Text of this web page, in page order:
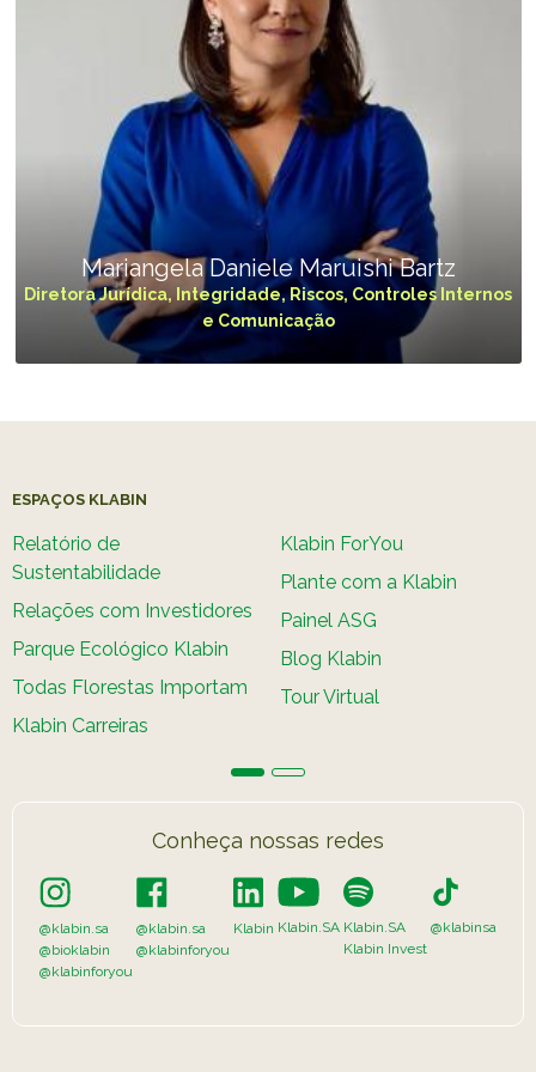
Mariangela Daniele Maruishi Bartz
Diretora Jurídica, Integridade, Riscos, Controles Internos
e Comunicação
ESPAÇOS KLABIN
Relatório de
Sustentabilidade
Relações com Investidores
Parque Ecológico Klabin
Todas Florestas Importam
Klabin Carreiras
Klabin ForYou
Plante com a Klabin
Painel ASG
Blog Klabin
Tour Virtual
Conheça nossas redes
@klabin.sa
@bioklabin
@klabinforyou
@klabin.sa
@klabinforyou
Klabin Klabin.SA Klabin.SA
Klabin Invest
@klabinsa